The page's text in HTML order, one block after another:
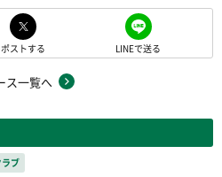
ポストする LINEで送る
ス一覧へ
ラブ